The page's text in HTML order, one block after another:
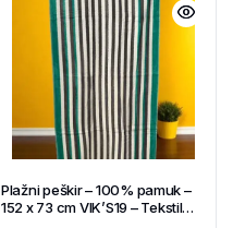
Plažni peškir – 100% pamuk –
152 x 73 cm VIK’S19 – Tekstil